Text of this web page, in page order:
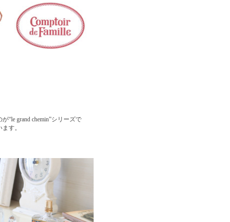
“le grand chemin”シリーズで
す。